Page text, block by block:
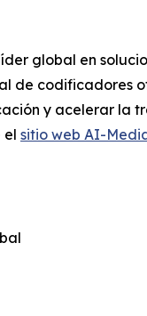
global en
de codificadores
y acelerar la
el sitio web AI-